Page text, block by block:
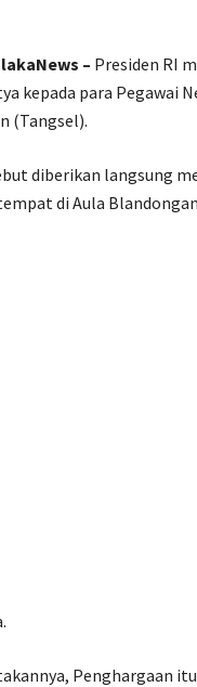
– Presiden RI
kepada para Pegawai
(Tangsel).
diberikan langsung
di Aula
Penghargaan